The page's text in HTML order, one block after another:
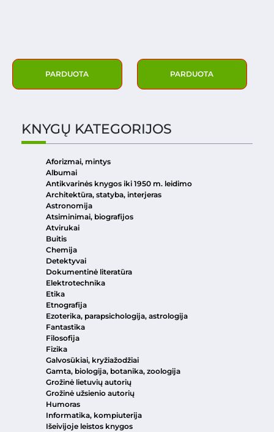
PARDUOTA PARDUOTA
KNYGŲ KATEGORIJOS
Aforizmai, mintys
Albumai
Antikvarinės knygos iki 1950 m. leidimo
Architektūra, statyba, interjeras
Astronomija
Atsiminimai, biografijos
Atvirukai
Buitis
Chemija
Detektyvai
Dokumentinė literatūra
Elektrotechnika
Etika
Etnografija
Ezoterika, parapsichologija, astrologija
Fantastika
Filosofija
Fizika
Galvosūkiai, kryžiažodžiai
Gamta, biologija, botanika, zoologija
Grožinė lietuvių autorių
Grožinė užsienio autorių
Humoras
Informatika, kompiuterija
Išeivijoje leistos knygos